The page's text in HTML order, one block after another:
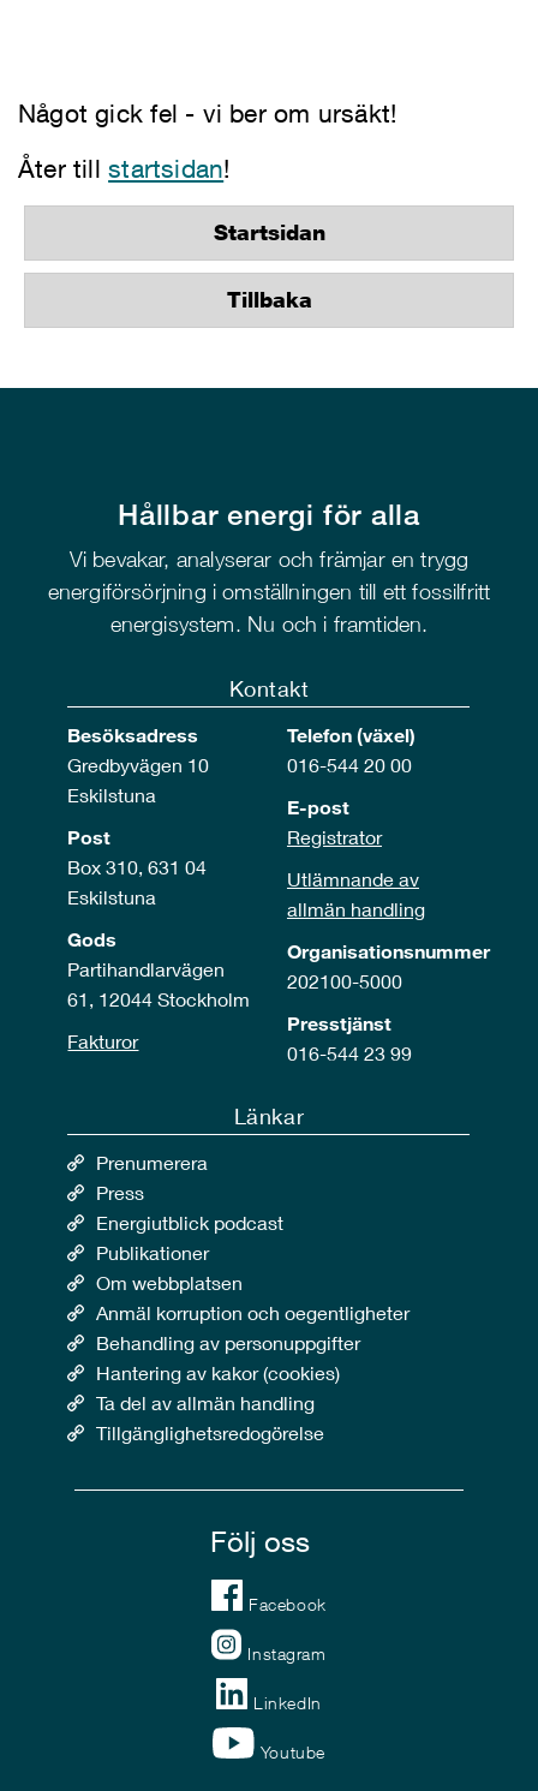
Något gick fel - vi ber om ursäkt!
Åter tillstartsidan!
Startsidan
Tillbaka
Hållbar energi för alla
Vi bevakar, analyserar och främjar en trygg
energiförsörjning i omställningen till ett fossilfritt
energisystem. Nu och i framtiden.
Kontakt
Besöksadress
Gredbyvägen 10
Eskilstuna
Post
Box 310, 631 04
Eskilstuna
Gods
Partihandlarvägen
61, 12044 Stockholm
Fakturor
Telefon (växel)
016-544 20 00
E-post
Registrator
Utlämnande av
allmän handling
Organisationsnummer
202100-5000
Presstjänst
016-544 23 99
Länkar
Prenumerera
Press
Energiutblick podcast
Publikationer
Om webbplatsen
Anmäl korruption och oegentligheter
Behandling av personuppgifter
Hantering av kakor (cookies)
Ta del av allmän handling
Tillgänglighetsredogörelse
Följ oss
Facebook
Instagram
LinkedIn
Youtube